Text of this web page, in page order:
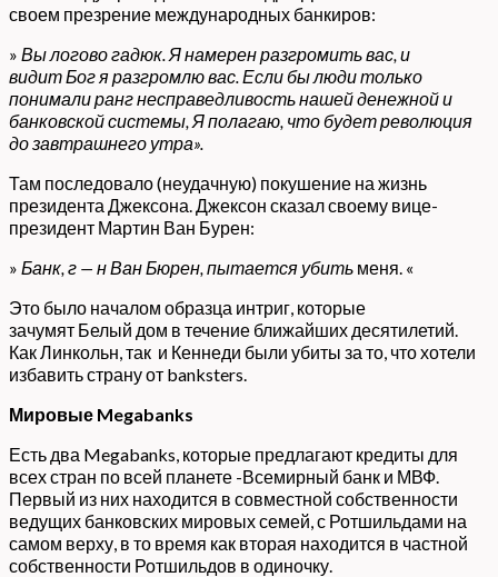
своем презрение международных банкиров:
» Вы логово гадюк. Я намерен разгромить вас, и
видит Бог я разгромлю вас. Если бы люди только
понимали ранг несправедливость нашей денежной и
банковской системы, Я полагаю, что будет революция
до завтрашнего утра».
Там последовало (неудачную) покушение на жизнь
президента Джексона. Джексон сказал своему вице-
президент Мартин Ван Бурен:
» Банк, г — н Ван Бюрен, пытается убить меня. «
Это было началом образца интриг, которые
зачумят Белый дом в течение ближайших десятилетий.
Как Линкольн, так и Кеннеди были убиты за то, что хотели
избавить страну от banksters.
Мировые Megabanks
Есть два Megabanks, которые предлагают кредиты для
всех стран по всей планете -Всемирный банк и МВФ.
Первый из них находится в совместной собственности
ведущих банковских мировых семей, с Ротшильдами на
самом верху, в то время как вторая находится в частной
собственности Ротшильдов в одиночку.